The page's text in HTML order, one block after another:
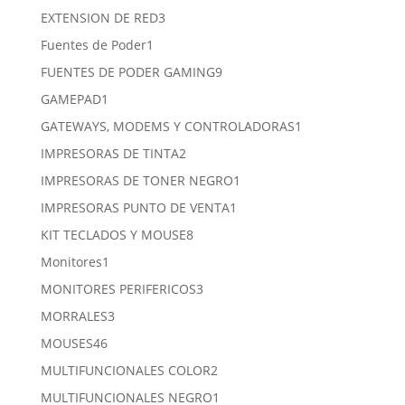
EXTENSION DE RED33
Fuentes de Poder1
producto
FUENTES DE PODER GAMING99
GAMEPAD1
producto
GATEWAYS, MODEMS Y CONTROLADORAS1
IMPRESORAS DE TINTA22
productos
IMPRESORAS DE TONER NEGRO1
IMPRESORAS PUNTO DE VENTA1
KIT TECLADOS Y MOUSE88
Monitores1
producto
MONITORES PERIFERICOS33
MORRALES33
MOUSES4646
productos
MULTIFUNCIONALES COLOR22
productos
MULTIFUNCIONALES NEGRO1